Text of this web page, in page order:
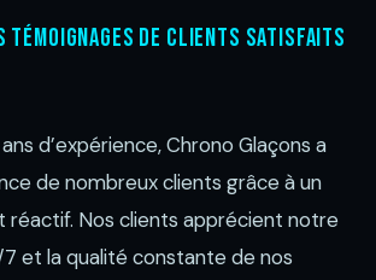
témoignages de clients satisfaits
d’expérience, Chrono Glaçons a
de nombreux clients grâce à un
réactif. Nos clients apprécient notre
et la qualité constante de nos